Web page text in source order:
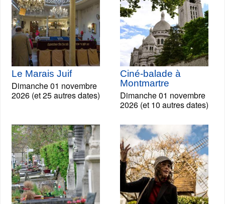
Le Marais Juif
Dimanche 01 novembre
2026 (et 25 autres dates)
Ciné-balade à
Montmartre
Dimanche 01 novembre
2026 (et 10 autres dates)